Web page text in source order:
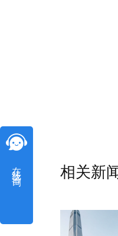
相关新
在线咨询